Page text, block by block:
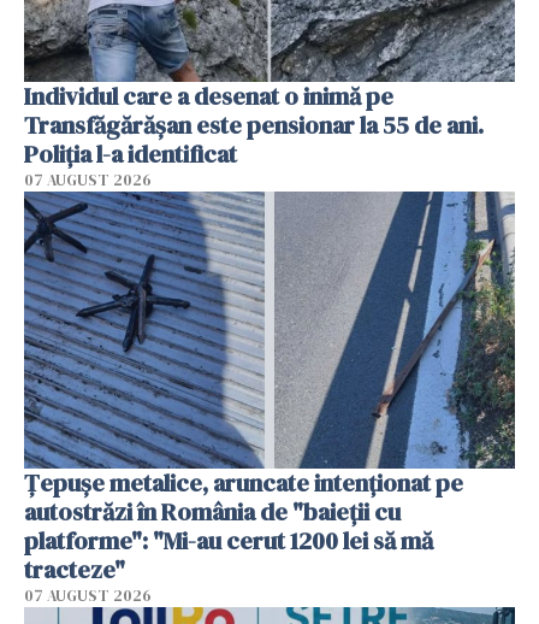
Individul care a desenat o inimă pe
Transfăgărășan este pensionar la 55 de ani.
Poliția l-a identificat
07 AUGUST 2026
Țepușe metalice, aruncate intenționat pe
autostrăzi în România de "baieții cu
platforme": "Mi-au cerut 1200 lei să mă
tracteze"
07 AUGUST 2026